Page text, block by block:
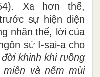
Xa hơn thế,
sự hiện diện
nhân thế, lời của
sứ I-sai-a cho
khinh khi ruồng
và nếm mùi